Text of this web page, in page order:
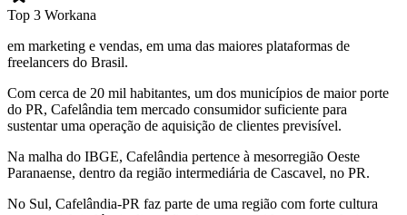
Top 3 Workana
em marketing e vendas, em uma das maiores plataformas de
freelancers do Brasil.
Com cerca de 20 mil habitantes, um dos municípios de maior porte
do PR, Cafelândia tem mercado consumidor suficiente para
sustentar uma operação de aquisição de clientes previsível.
Na malha do IBGE, Cafelândia pertence à mesorregião Oeste
Paranaense, dentro da região intermediária de Cascavel, no PR.
No Sul, Cafelândia-PR faz parte de uma região com forte cultura